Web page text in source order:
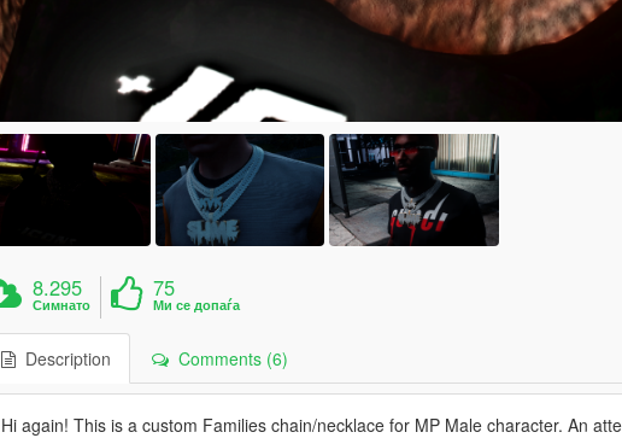
8.295
Симнато
75
Ми се допаѓа
Description Comments (6)
Hi again! This is a custom Families chain/necklace for MP Male character. An